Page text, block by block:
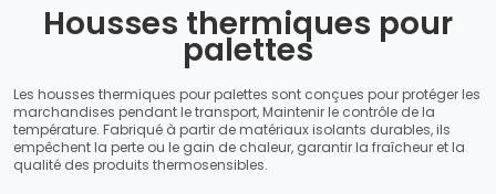
Housses thermiques pour
palettes
Les housses thermiques pour palettes sont conçues pour protéger les
marchandises pendant le transport, Maintenir le contrôle de la
température. Fabriqué à partir de matériaux isolants durables, ils
empêchent la perte ou le gain de chaleur, garantir la fraîcheur et la
qualité des produits thermosensibles.